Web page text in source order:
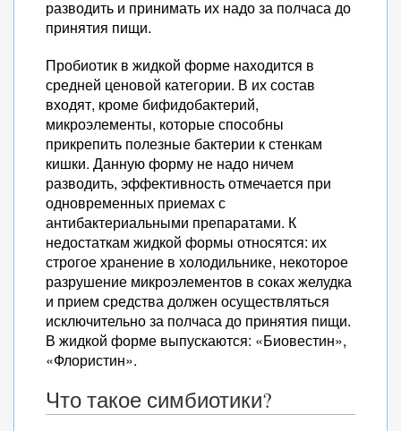
разводить и принимать их надо за полчаса до
принятия пищи.
Пробиотик в жидкой форме находится в
средней ценовой категории. В их состав
входят, кроме бифидобактерий,
микроэлементы, которые способны
прикрепить полезные бактерии к стенкам
кишки. Данную форму не надо ничем
разводить, эффективность отмечается при
одновременных приемах с
антибактериальными препаратами. К
недостаткам жидкой формы относятся: их
строгое хранение в холодильнике, некоторое
разрушение микроэлементов в соках желудка
и прием средства должен осуществляться
исключительно за полчаса до принятия пищи.
В жидкой форме выпускаются: «Биовестин»,
«Флористин».
Что такое симбиотики?